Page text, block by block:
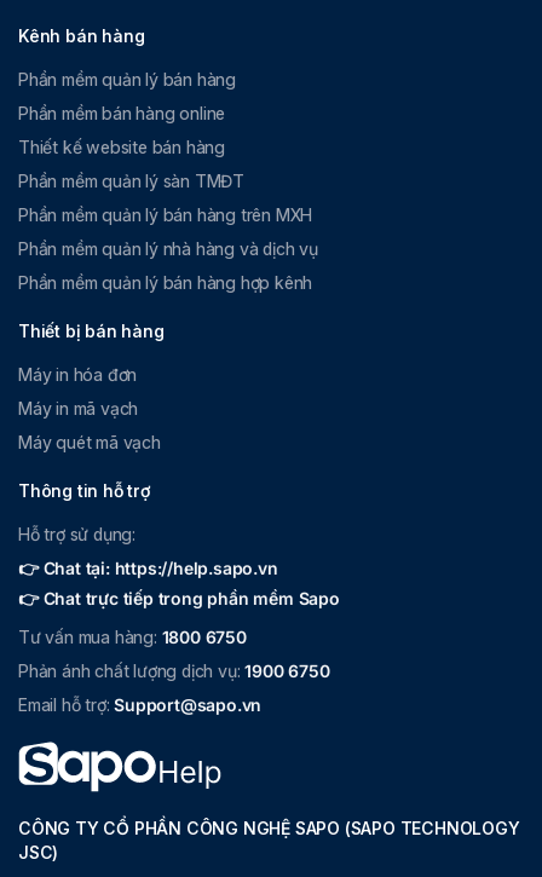
Kênh bán hàng
Phần mềm quản lý bán hàng
Phần mềm bán hàng online
Thiết kế website bán hàng
Phần mềm quản lý sàn TMĐT
Phần mềm quản lý bán hàng trên MXH
Phần mềm quản lý nhà hàng và dịch vụ
Phần mềm quản lý bán hàng hợp kênh
Thiết bị bán hàng
Máy in hóa đơn
Máy in mã vạch
Máy quét mã vạch
Thông tin hỗ trợ
Hỗ trợ sử dụng:
👉 Chat tại: https://help.sapo.vn
👉 Chat trực tiếp trong phần mềm Sapo
Tư vấn mua hàng: 1800 6750
Phản ánh chất lượng dịch vụ:1900 6750
Email hỗ trợ:Support@sapo.vn
CÔNG TY CỔ PHẦN CÔNG NGHỆ SAPO (SAPO TECHNOLOGY
JSC)